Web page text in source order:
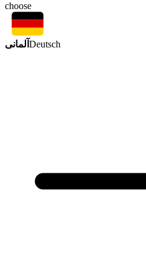
choose
آلمانی Deutsch